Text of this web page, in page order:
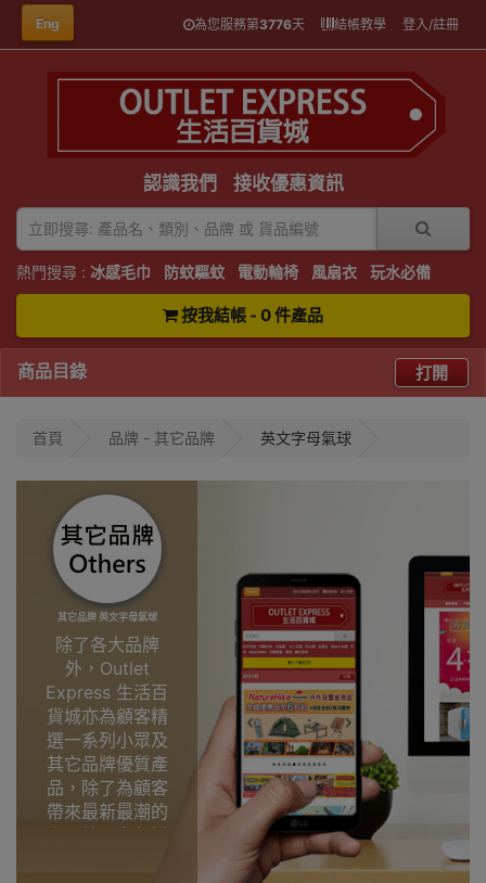
Eng 為您服務第3776天 結帳教學 登入/註冊
認識我們 接收優惠資訊
熱門搜尋 : 冰感毛巾 防蚊驅蚊 電動輪椅 風扇衣 玩水必備
按我結帳 - 0 件產品
商品目錄 打開
首頁 品牌 - 其它品牌 英文字母氣球
其它品牌 英文字母氣球
除了各大品牌
外，Outlet
Express 生活百
貨城亦為顧客精
選一系列小眾及
其它品牌優質產
品，除了為顧客
帶來最新最潮的
產品外，亦包括